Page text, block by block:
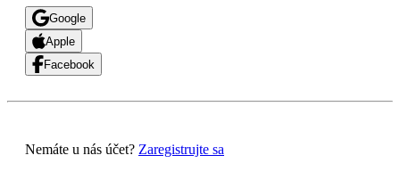
Google
Apple
Facebook
Nemáte u nás účet? Zaregistrujte sa